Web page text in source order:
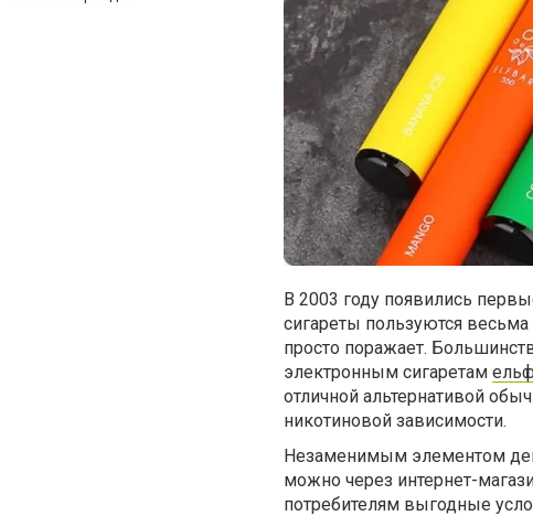
В 2003 году появились
сигареты пользуются
просто поражает.
электронным сигаретам
отличной альтернативой
никотиновой зависимости.
Незаменимым элементом
можно через интернет-
потребителям выгодные